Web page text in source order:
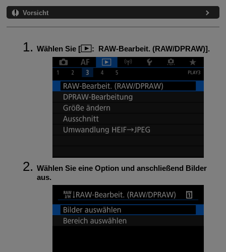
Vorsicht
Wählen Sie [ : RAW-Bearbeit. (RAW/DPRAW)].
Wählen Sie eine Option und anschließend Bilder
aus.